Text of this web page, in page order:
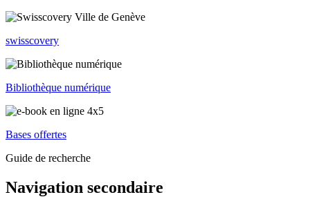
swisscovery
Bibliothèque numérique
Bases offertes
Guide de recherche
Navigation secondaire